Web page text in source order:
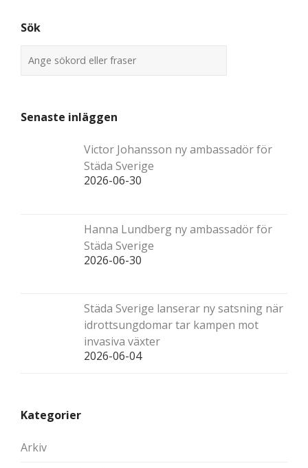
Sök
Senaste inläggen
Victor Johansson ny ambassadör för
Städa Sverige
2026-06-30
Hanna Lundberg ny ambassadör för
Städa Sverige
2026-06-30
Städa Sverige lanserar ny satsning när
idrottsungdomar tar kampen mot
invasiva växter
2026-06-04
Kategorier
Arkiv